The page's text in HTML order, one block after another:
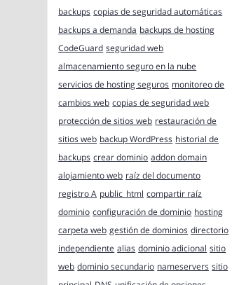
backups copias de seguridad automáticas
backups a demanda backups de hosting
CodeGuard seguridad web
almacenamiento seguro en la nube
servicios de hosting seguros monitoreo de
cambios web copias de seguridad web
protección de sitios web restauración de
sitios web backup WordPress historial de
backups crear dominio addon domain
alojamiento web raíz del documento
registro A public_html compartir raíz
dominio configuración de dominio hosting
carpeta web gestión de dominios directorio
independiente alias dominio adicional sitio
web dominio secundario nameservers sitio